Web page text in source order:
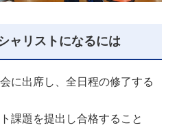
ャリストになるには
に出席し、全日程の修了する
課題を提出し合格すること